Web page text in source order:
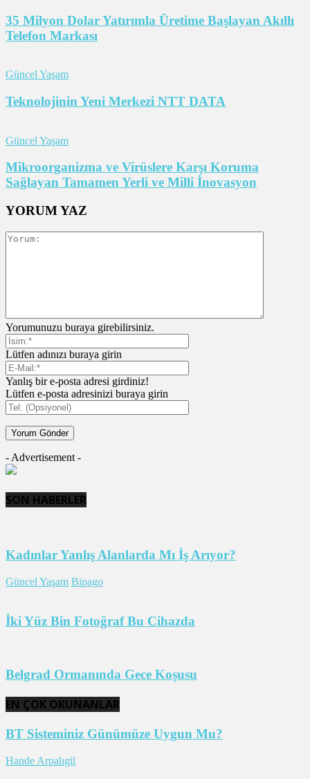
35 Milyon Dolar Yatırımla Üretime Başlayan Akıllı
Telefon Markası
Güncel Yaşam
Teknolojinin Yeni Merkezi NTT DATA
Güncel Yaşam
Mikroorganizma ve Virüslere Karşı Koruma
Sağlayan Tamamen Yerli ve Milli İnovasyon
YORUM YAZ
Yorumunuzu buraya girebilirsiniz.
Lütfen adınızı buraya girin
Yanlış bir e-posta adresi girdiniz!
Lütfen e-posta adresinizi buraya girin
- Advertisement -
SON HABERLER
Kadınlar Yanlış Alanlarda Mı İş Arıyor?
Güncel Yaşam Bipago
İki Yüz Bin Fotoğraf Bu Cihazda
Belgrad Ormanında Gece Koşusu
EN ÇOK OKUNANLAR
BT Sisteminiz Günümüze Uygun Mu?
Hande Arpalıgil